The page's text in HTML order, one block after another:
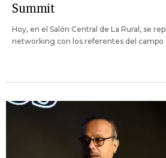
Summit
Hoy, en el Salón Central de La Rural, se
networking con los referentes del campo